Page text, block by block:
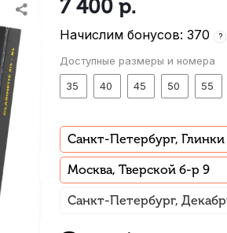
7 400 р.
Начислим бонусов: 370 ?
Доступные размеры и номера
35
40 45 50 55
Санкт-Петербург, Глинки
Москва, Тверской б-р 9
Санкт-Петербург,